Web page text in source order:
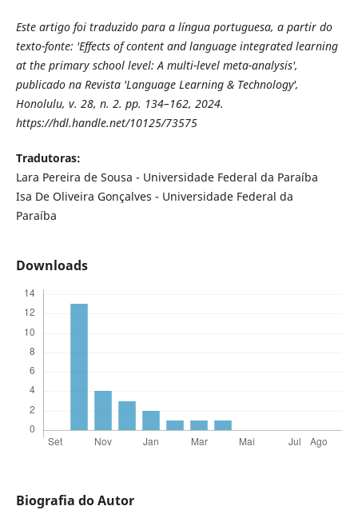
Este artigo foi traduzido para a língua portuguesa, a partir do
texto-fonte: 'Effects of content and language integrated learning
at the primary school level: A multi-level meta-analysis',
publicado na Revista 'Language Learning & Technology',
Honolulu, v. 28, n. 2. pp. 134–162, 2024.
https://hdl.handle.net/10125/73575
Tradutoras:
Lara Pereira de Sousa - Universidade Federal da Paraíba
Isa De Oliveira Gonçalves - Universidade Federal da
Paraíba
Downloads
Biografia do Autor